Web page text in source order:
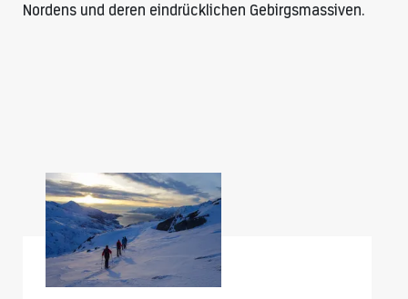
Nordens und deren eindrücklichen Gebirgsmassiven.